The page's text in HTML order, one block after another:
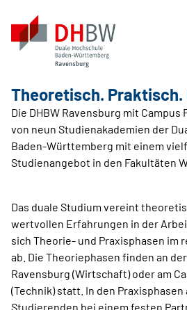
Theoretisch. Praktisch.
Die DHBW Ravensburg mit
von neun Studienakademien der
Baden-Württemberg mit einem
Studienangebot in den Fakultäten
Das duale Studium vereint
wertvollen Erfahrungen in der
sich Theorie- und Praxisphasen im
ab. Die Theoriephasen finden an
Ravensburg (Wirtschaft) oder am
(Technik) statt. In den
Studierenden bei einem festen